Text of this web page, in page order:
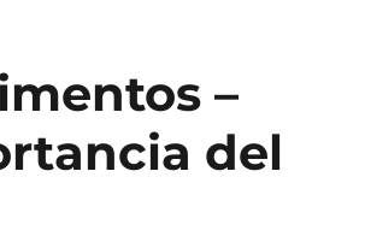
–
del